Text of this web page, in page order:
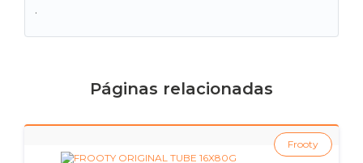
.
Páginas relacionadas
Frooty